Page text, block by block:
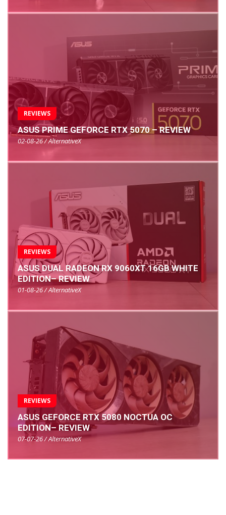
REVIEWS
ASUS PRIME GEFORCE RTX 5070 – REVIEW
02-08-26 / AlternativeX
REVIEWS
ASUS DUAL RADEON RX 9060XT 16GB WHITE
EDITION– REVIEW
01-08-26 / AlternativeX
REVIEWS
ASUS GEFORCE RTX 5080 NOCTUA OC
EDITION– REVIEW
07-07-26 / AlternativeX